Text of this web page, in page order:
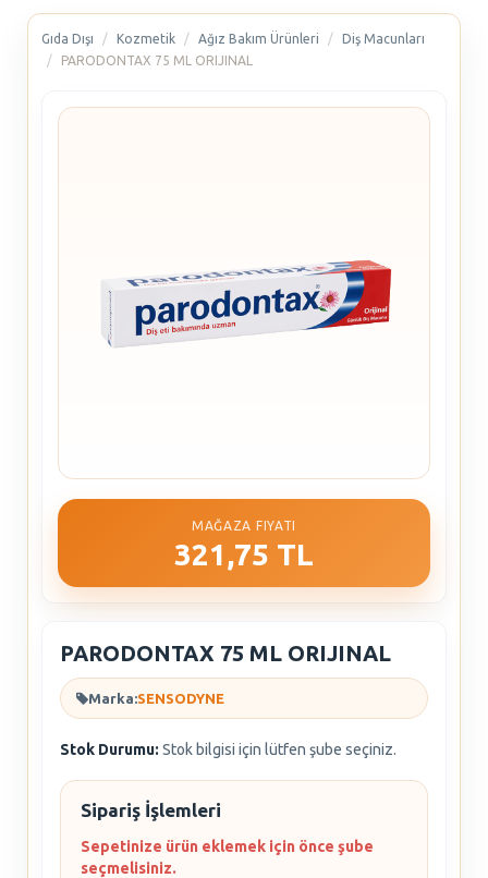
Gıda Dışı Kozmetik Ağız Bakım Ürünleri
Diş Macunları
PARODONTAX 75 ML ORIJINAL
MAĞAZA FIYATI
321,75 TL
PARODONTAX 75 ML ORIJINAL
Marka:SENSODYNE
Stok Durumu: Stok bilgisi için lütfen şube seçiniz.
Sipariş İşlemleri
Sepetinize ürün eklemek için önce şube
seçmelisiniz.